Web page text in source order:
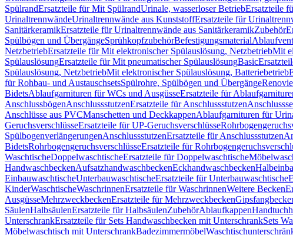
SpülrandErsatzteile für Mit SpülrandUrinale, wasserloser BetriebErsatzteile
UrinaltrennwändeUrinaltrennwände aus KunststoffErsatzteile für
SanitärkeramikErsatzteile für Urinaltrennwände aus SanitärkeramikZubehör
Spülbögen und ÜbergängeSprühkopfzubehörBefestigungsmaterial
NetzbetriebErsatzteile für Mit elektronischer Spülauslösung, NetzbetriebMit
SpülauslösungErsatzteile für Mit pneumatischer SpülauslösungBasic
Spülauslösung, NetzbetriebMit elektronischer Spülauslösung, Batteriebetrieb
für Rohbau- und AustauschsetsSpülrohre, Spülbögen und Übergänge
BidetsAblaufgarnituren für WCs und AusgüsseErsatzteile für
AnschlussbögenAnschlussstutzenErsatzteile für Anschlussstutzen
Anschlüsse aus PVCManschetten und DeckkappenAblaufgarnituren für
GeruchsverschlüsseErsatzteile für UP-Geruchsverschlüsse
SpülbogenverlängerungenAnschlussstutzenErsatzteile für Anschlussstutzen
BidetsRohrbogengeruchsverschlüsseErsatzteile für
WaschtischeDoppelwaschtischeErsatzteile für Doppelwaschtische
HandwaschbeckenAufsatzhandwaschbeckenEckhandwaschbecken
EinbauwaschtischeUnterbauwaschtischeErsatzteile für Unterbauwaschtische
KinderWaschtischeWaschrinnenErsatzteile für WaschrinnenWeitere Becken
AusgüsseMehrzweckbeckenErsatzteile für Mehrzweckbecken
SäulenHalbsäulenErsatzteile für HalbsäulenZubehörAblaufkappen
UnterschrankErsatzteile für Sets Handwaschbecken mit UnterschrankSets
Möbelwaschtisch mit UnterschrankBadezimmermöbel